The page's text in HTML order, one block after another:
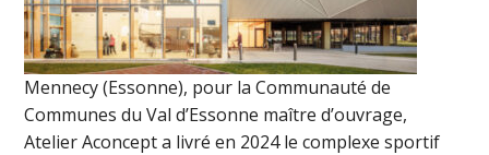
Mennecy (Essonne), pour la Communauté de
Communes du Val d’Essonne maître d’ouvrage,
Atelier Aconcept a livré en 2024 le complexe sportif